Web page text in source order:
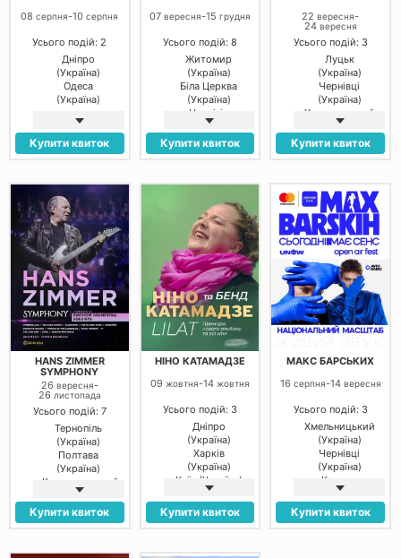
08серпня-10серпня
Усього подій: 2
Дніпро
(Україна)
Одеса
(Україна)
Купити квиток
07 вересня-15 грудня
Усього подій: 8
Житомир
(Україна)
Біла Церква
(Україна)
Чернігів
(Україна)
Рівне (Україна)
Луцьк
Вінниця
(Україна)
Кам’янське
(Україна)
Купити квиток
22вересня-
24 вересня
Усього подій: 3
Луцьк
(Україна)
Чернівці
(Україна)
Хмельницький
(Україна)
Купити квиток
HANS ZIMMER
SYMPHONY
26 вересня-
26 листопада
Усього подій: 7
Тернопіль
(Україна)
Полтава
(Україна)
Кропивницький
(Україна)
Черкаси
(Україна)
Купити квиток
НІНО КАТАМАДЗЕ
09 жовтня-14 жовтня
Усього подій: 3
Дніпро
(Україна)
Харків
(Україна)
Київ (Україна)
Купити квиток
МАКС БАРСЬКИХ
16 серпня-14 вересня
Усього подій: 3
Хмельницький
(Україна)
Чернівці
(Україна)
Косино
(Україна)
Купити квиток